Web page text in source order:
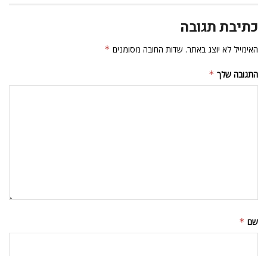
כתיבת תגובה
האימייל לא יוצג באתר. שדות החובה מסומנים *
התגובה שלך *
שם *